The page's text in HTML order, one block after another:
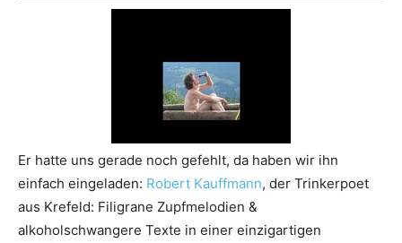
Er hatte uns gerade noch gefehlt, da haben wir ihn
einfach eingeladen: Robert Kauffmann, der Trinkerpoet
aus Krefeld: Filigrane Zupfmelodien &
alkoholschwangere Texte in einer einzigartigen